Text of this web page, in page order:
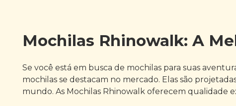
Mochilas Rhinowalk: A
Se você está em busca de mochilas para suas
mochilas se destacam no mercado. Elas são
mundo. As Mochilas Rhinowalk oferecem qualidade